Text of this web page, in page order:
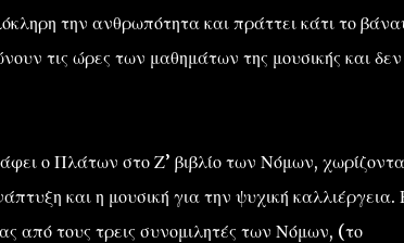
την ανθρωπότητα και πράττει κάτι το
τις ώρες των μαθημάτων της μουσικής και δεν
ο Πλάτων στο Ζ’ βιβλίο των Νόμων,
και η μουσική για την ψυχική καλλιέργεια.
από τους τρεις συνομιλητές των Νόμων, (το